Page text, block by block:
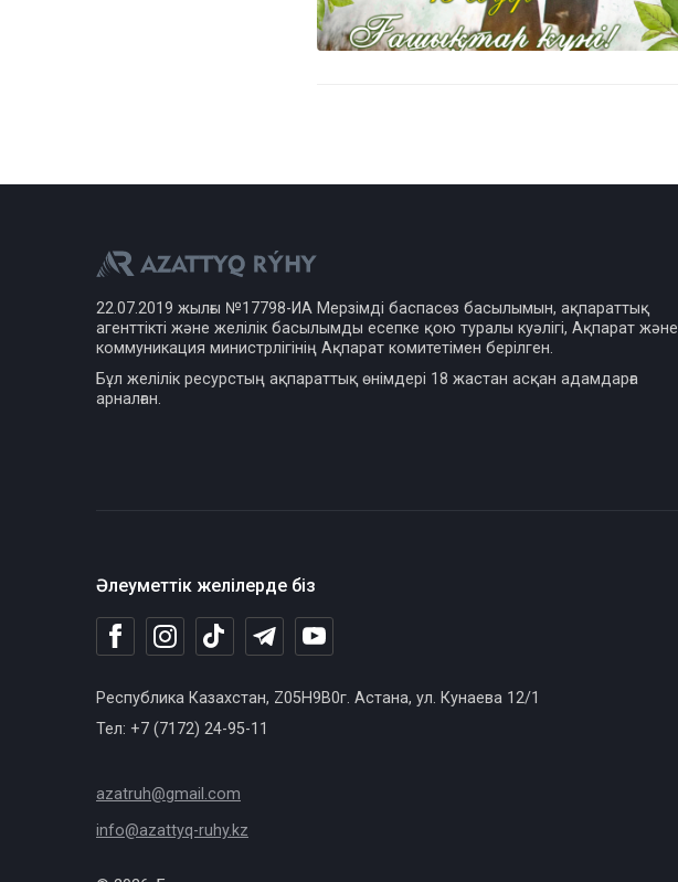
22.07.2019 жылғы №17798-ИА Мерзімді баспасөз басылымын, ақпараттық
агенттікті және желілік басылымды есепке қою туралы куәлігі, Ақпарат және
коммуникация министрлігінің Ақпарат комитетімен берілген.
Бұл желілік ресурстың ақпараттық өнімдері 18 жастан асқан адамдарға
арналған.
Әлеуметтік желілерде біз
Республика Казахстан, Z05H9B0г. Астана, ул. Кунаева 12/1
Тел: +7 (7172) 24-95-11
azatruh@gmail.com
info@azattyq-ruhy.kz